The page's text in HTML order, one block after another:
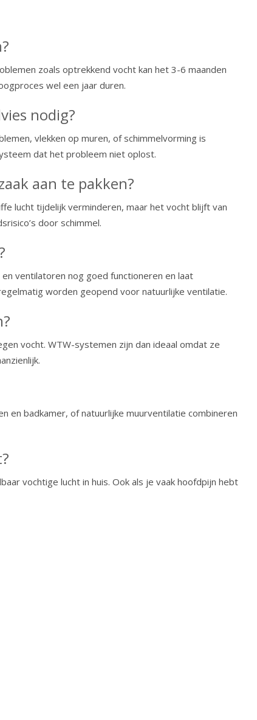
zoals optrekkend vocht kan het 3-6 maanden
wel een jaar duren.
nodig?
vlekken op muren, of schimmelvorming is
dat het probleem niet oplost.
aan te pakken?
lucht tijdelijk verminderen, maar het vocht blijft van
door schimmel.
ventilatoren nog goed functioneren en laat
worden geopend voor natuurlijke ventilatie.
vocht. WTW-systemen zijn dan ideaal omdat ze
en badkamer, of natuurlijke muurventilatie combineren
vochtige lucht in huis. Ook als je vaak hoofdpijn hebt